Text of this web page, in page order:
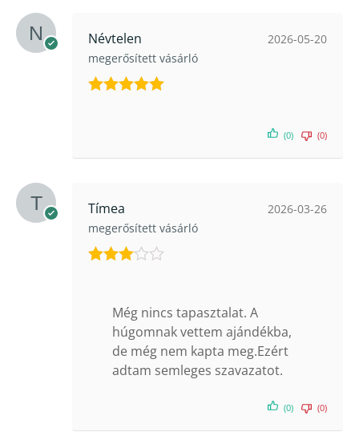
Névtelen
megerősített vásárló
2026-05-20
(0) (0)
Tímea
megerősített vásárló
2026-03-26
Még nincs tapasztalat. A
húgomnak vettem ajándékba,
de még nem kapta meg.Ezért
adtam semleges szavazatot.
(0) (0)